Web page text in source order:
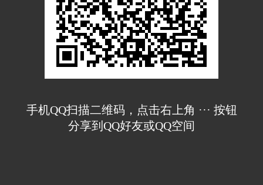
手机QQ扫描二维码，点击右上角 ··· 按钮
分享到QQ好友或QQ空间